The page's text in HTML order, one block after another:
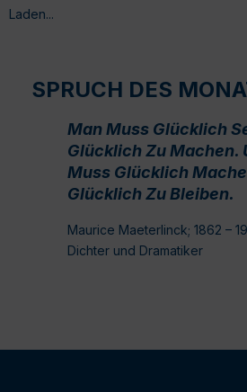
Laden...
SPRUCH DES
Man Muss Glücklich
Glücklich Zu Machen.
Muss Glücklich
Glücklich Zu Bleiben.
Maurice Maeterlinck; 1862 –
Dichter und Dramatiker